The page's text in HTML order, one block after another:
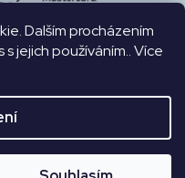
Dalším procházením
jejich používáním.. Více
a zahradou 4v1
19h., SO a NE 10-19h.
práva vyhrazena.